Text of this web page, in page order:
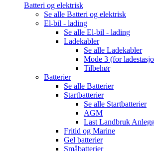
Batteri og elektrisk
Se alle Batteri og elektrisk
El-bil - lading
Se alle El-bil - lading
Ladekabler
Se alle Ladekabler
Mode 3 (for
Tilbehør
Batterier
Se alle Batterier
Startbatterier
Se alle Startbatterier
AGM
Last Landbruk
Fritid og Marine
Gel batterier
Småbatterier